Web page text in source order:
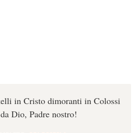
in Cristo dimoranti in Colossi
Dio, Padre nostro!